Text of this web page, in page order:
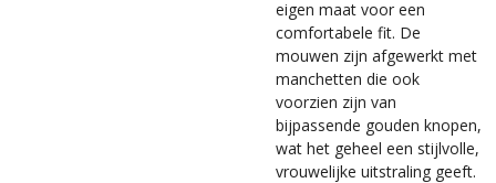
eigen maat voor een
comfortabele fit. De
mouwen zijn afgewerkt met
manchetten die ook
voorzien zijn van
bijpassende gouden knopen,
wat het geheel een stijlvolle,
vrouwelijke uitstraling geeft.